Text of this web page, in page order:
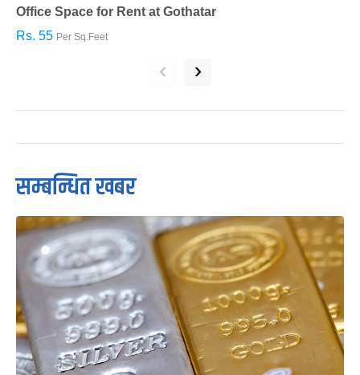
Office Space for Rent at Gothatar
Rs. 55 Per Sq.Feet
‹ ›
सम्बन्धित खबर